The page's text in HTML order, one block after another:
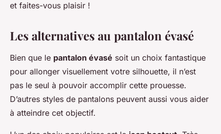
et faites-vous plaisir !
Les alternatives au pantalon évasé
Bien que le pantalon évasé soit un choix fantastique
pour allonger visuellement votre silhouette, il n’est
pas le seul à pouvoir accomplir cette prouesse.
D’autres styles de pantalons peuvent aussi vous aider
à atteindre cet objectif.